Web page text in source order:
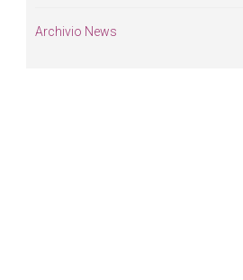
Archivio News